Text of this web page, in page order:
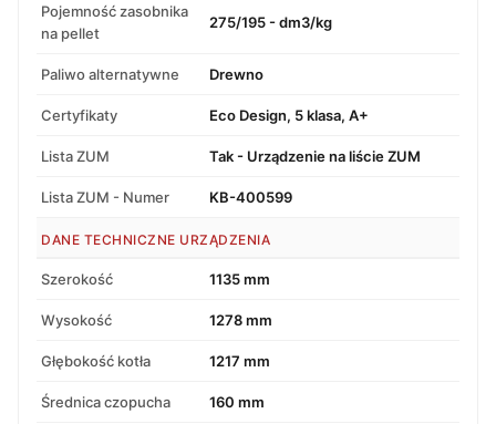
Pojemność zasobnika
na pellet
275/195 - dm3/kg
Paliwo alternatywne Drewno
Certyfikaty Eco Design, 5 klasa, A+
Lista ZUM Tak - Urządzenie na liście ZUM
Lista ZUM - Numer KB-400599
DANE TECHNICZNE URZĄDZENIA
Szerokość 1135 mm
Wysokość 1278 mm
Głębokość kotła 1217 mm
Średnica czopucha 160 mm